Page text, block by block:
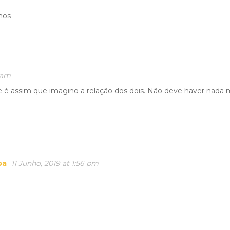
assim que imagino a relação dos dois. Não deve haver nada
11 Junho, 2019 at 1:56 pm